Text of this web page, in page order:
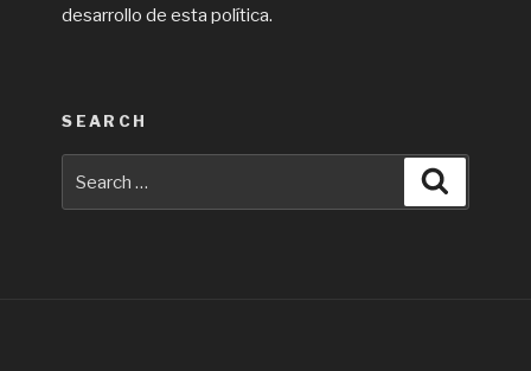
desarrollo de esta política.
SEARCH
for: